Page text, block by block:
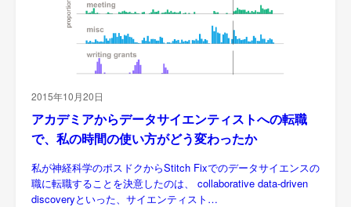
2015年10月20日
アカデミアからデータサイエンティストへの転職
で、私の時間の使い方がどう変わったか
私が神経科学のポスドクからStitch Fixでのデータサイエンスの
職に転職することを決意したのは、 collaborative data-driven
discoveryといった、サイエンティスト…